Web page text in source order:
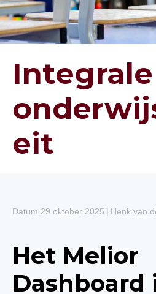
Integrale
eit
Datum 29 oktober 2025 | Henk van
Het Melior
Dashboard